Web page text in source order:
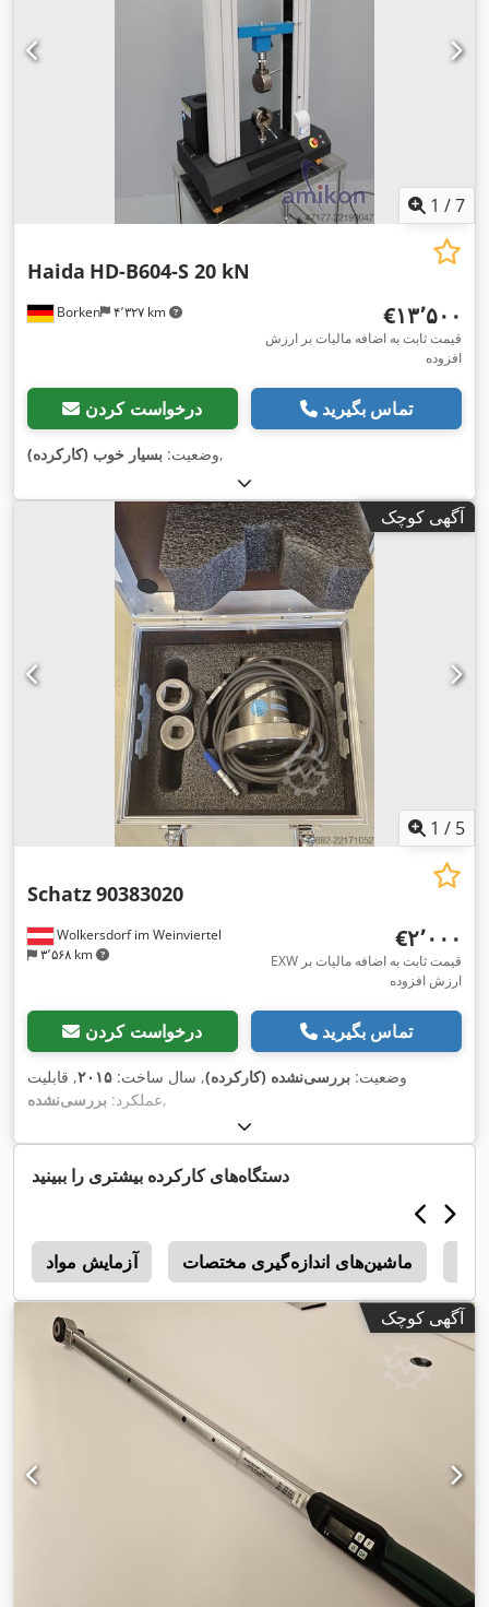
1 /7
Borken ۴٬۳۲۷ km
Haida HD-B604-S 20 kN
‎€۱۳٬۵۰۰
قیمت ثابت به اضافه مالیات بر ارزش
افزوده
درخواست کردن تماس بگیرید
وضعیت: بسیار خوب (کارکرده) ,
آگهی کوچک
1 / 5
Wolkersdorf im Weinviertel
۳٬۵۶۸ km
Schatz90383020
‎€۲٬۰۰۰
EXW قیمت ثابت به اضافه مالیات بر
ارزش افزوده
درخواست کردن تماس بگیرید
وضعیت: بررسی‌نشده (کارکرده), سال ساخت: ۲۰۱۵, قابلیت
عملکرد: بررسی‌نشده ,
دستگاه‌های کارکرده بیشتری را ببینید
آزمایش مواد ماشین‌های اندازه‌گیری مختصات
آگهی کوچک